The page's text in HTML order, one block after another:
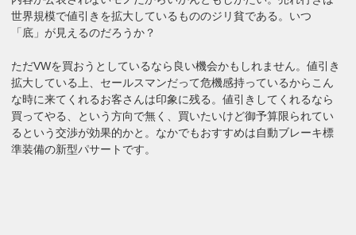
世界規模で値引きを拡大しているもののジリ貧である。いつ
「底」が見えるのだろうか？
ただVWを買おうとしているなら良い機会かもしれません。値引き
拡大している上、セールスマンだって危機感持っているからこん
な時に来てくれるお客さんは印象に残る。値引きしてくれるなら
買ってやる、という方向で無く、買いたいけど御予算限られてい
るという交渉が効果的かと。なかでもおすすめは自動ブレーキ標
準装備の新型パサートです。